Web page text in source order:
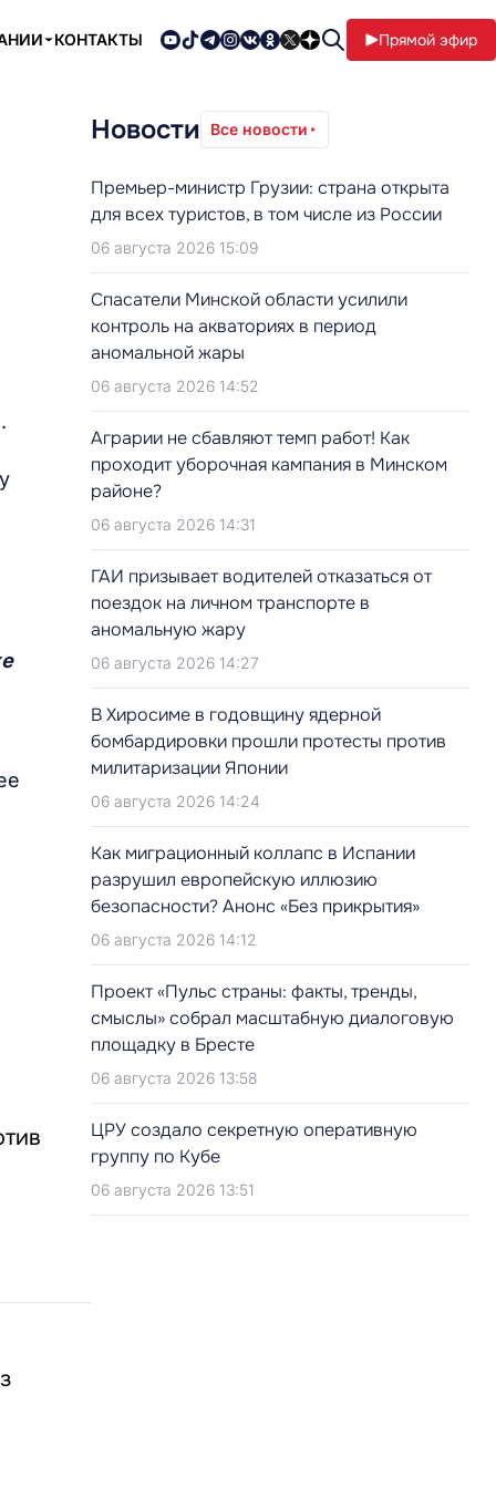
КОНТАКТЫ Прямой эфир
Новости Все новости
Премьер-министр Грузии: страна открыта
для всех туристов, в том числе из России
06 августа 2026 15:09
Cпасатели Минской области усилили
контроль на акваториях в период
аномальной жары
06 августа 2026 14:52
Аграрии не сбавляют темп работ! Как
проходит уборочная кампания в Минском
районе?
06 августа 2026 14:31
ГАИ призывает водителей отказаться от
поездок на личном транспорте в
аномальную жару
06 августа 2026 14:27
В Хиросиме в годовщину ядерной
бомбардировки прошли протесты против
милитаризации Японии
06 августа 2026 14:24
Как миграционный коллапс в Испании
разрушил европейскую иллюзию
безопасности? Анонс «Без прикрытия»
06 августа 2026 14:12
Проект «Пульс страны: факты, тренды,
смыслы» собрал масштабную диалоговую
площадку в Бресте
06 августа 2026 13:58
ЦРУ создало секретную оперативную
группу по Кубе
06 августа 2026 13:51